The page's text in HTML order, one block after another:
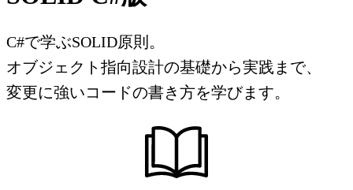
C#で学ぶSOLID原則。
オブジェクト指向設計の基礎から実践まで、
変更に強いコードの書き方を学びます。